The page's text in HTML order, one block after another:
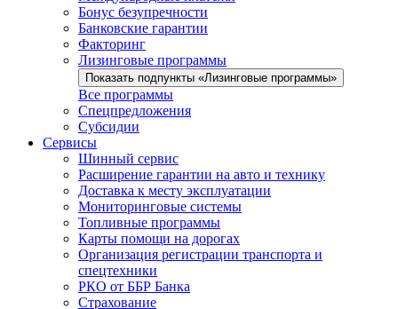
Бонус безупречности
Банковские гарантии
Факторинг
Лизинговые программы
Показать подпункты «Лизинговые программы»
Все программы
Спецпредложения
Субсидии
Сервисы
Шинный сервис
Расширение гарантии на авто и технику
Доставка к месту эксплуатации
Мониторинговые системы
Топливные программы
Карты помощи на дорогах
Организация регистрации транспорта и
спецтехники
РКО от ББР Банка
Страхование